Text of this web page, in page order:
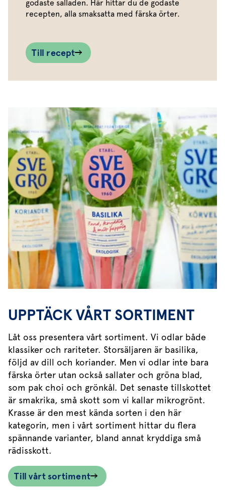
godaste salladen. Här hittar du de godaste
recepten, alla smaksatta med färska örter.
Till recept
UPPTÄCK VÅRT SORTIMENT
Låt oss presentera vårt sortiment. Vi odlar både
klassiker och rariteter. Storsäljaren är basilika,
följd av dill och koriander. Men vi odlar inte bara
färska örter utan också sallater och gröna blad,
som pak choi och grönkål. Det senaste tillskottet
är smakrika, små skott som vi kallar mikrogrönt.
Krasse är den mest kända sorten i den här
kategorin, men i vårt sortiment hittar du flera
spännande varianter, bland annat kryddiga små
rädisskott.
Till vårt sortiment